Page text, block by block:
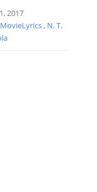
2017
MovieLyrics, N. T.